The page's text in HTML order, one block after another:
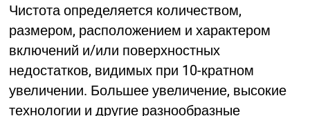
Чистота определяется количеством,
размером, расположением и характером
включений и/или поверхностных
недостатков, видимых при 10-кратном
увеличении. Большее увеличение, высокие
технологии и другие разнообразные